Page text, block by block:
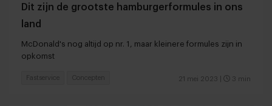
Dit zijn de grootste hamburgerformules in ons
land
McDonald's nog altijd op nr. 1, maar kleinere formules zijn in
opkomst
21 mei 2023 3 min
Fastservice Concepten